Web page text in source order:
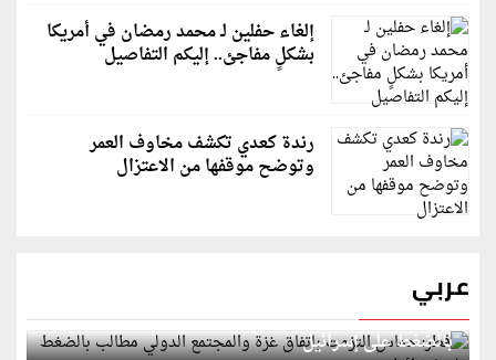
إلغاء حفلين لـ محمد رمضان في أمريكا
بشكلٍ مفاجئ.. إليكم التفاصيل
رندة كعدي تكشف مخاوف العمر
وتوضح موقفها من الاعتزال
عربي
قطر: حماس التزمت باتفاق غزة والمجتمع الدولي مطالب
بالضغط على إسرائيل